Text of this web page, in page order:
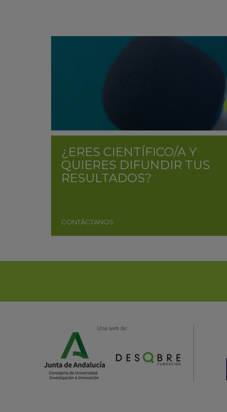
¿ERES CIENTÍFICO/A Y
QUIERES DIFUNDIR TUS
RESULTADOS?
CONTÁCTANOS
Una web de: